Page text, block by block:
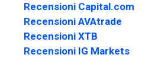
Recensioni Capital.com
Recensioni AVAtrade
Recensioni XTB
Recensioni IG Markets